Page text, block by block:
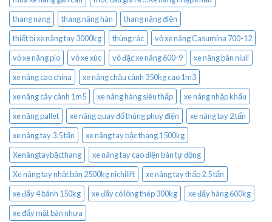
thang nang
thang nâng hàn
thang nâng điện
thiết bị xe nâng tay 3000kg
thùng rác
vỏ xe nâng Casumina 700-12
vỏ xe nâng pio
vỏ xe xúc vỏ đặc xe nâng 600-9
xe nâng bàn niuli
xe nâng cao china
xe nâng chậu cảnh 350kg cao 1m3
xe nâng cây cảnh 1m5
xe nâng hàng siêu thấp
xe nâng nhập khẩu
xe nâng pallet
xe nâng quay đổ thùng phuy điện
xe nâng tay 2 tấn
xe nâng tay 3.5 tấn
xe nâng tay bậc thang 1500kg
Xenângtaybặcthang
xe nâng tay cao điện bán tự động
Xe nâng tay nhật bản 2500kg nichilift
xe nâng tay thấp 2.5 tấn
xe đẩy 4 bánh 150kg
xe đẩy có lòng thép 300kg
xe đẩy hàng 600kg
xe đẩy mặt bàn nhựa